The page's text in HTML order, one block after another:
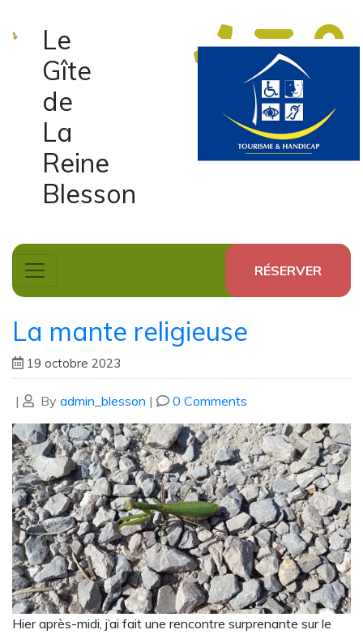
Le
Gîte
de
La
Reine
Blesson
RÉSERVER
La mante religieuse
19 octobre 2023
| By admin_blesson | 0 Comments
Hier après-midi, j’ai fait une rencontre surprenante sur le